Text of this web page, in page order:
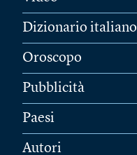
Dizionario italiano
Oroscopo
Pubblicità
Paesi
Autori